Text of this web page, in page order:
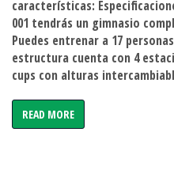
características:
001 tendrás un gimnasio
Puedes entrenar a 17
estructura cuenta con 4
cups con alturas
READ MORE